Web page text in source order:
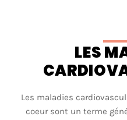
LES
Les maladies
coeur sont un terme